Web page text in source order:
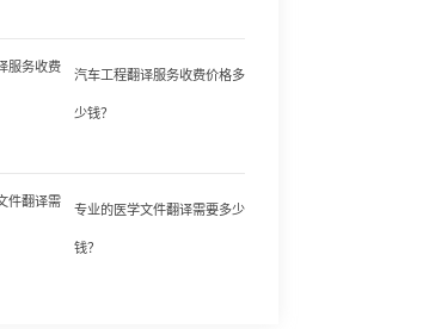
汽车工程翻译服务收费价格多
少钱？
专业的医学文件翻译需要多少
钱？